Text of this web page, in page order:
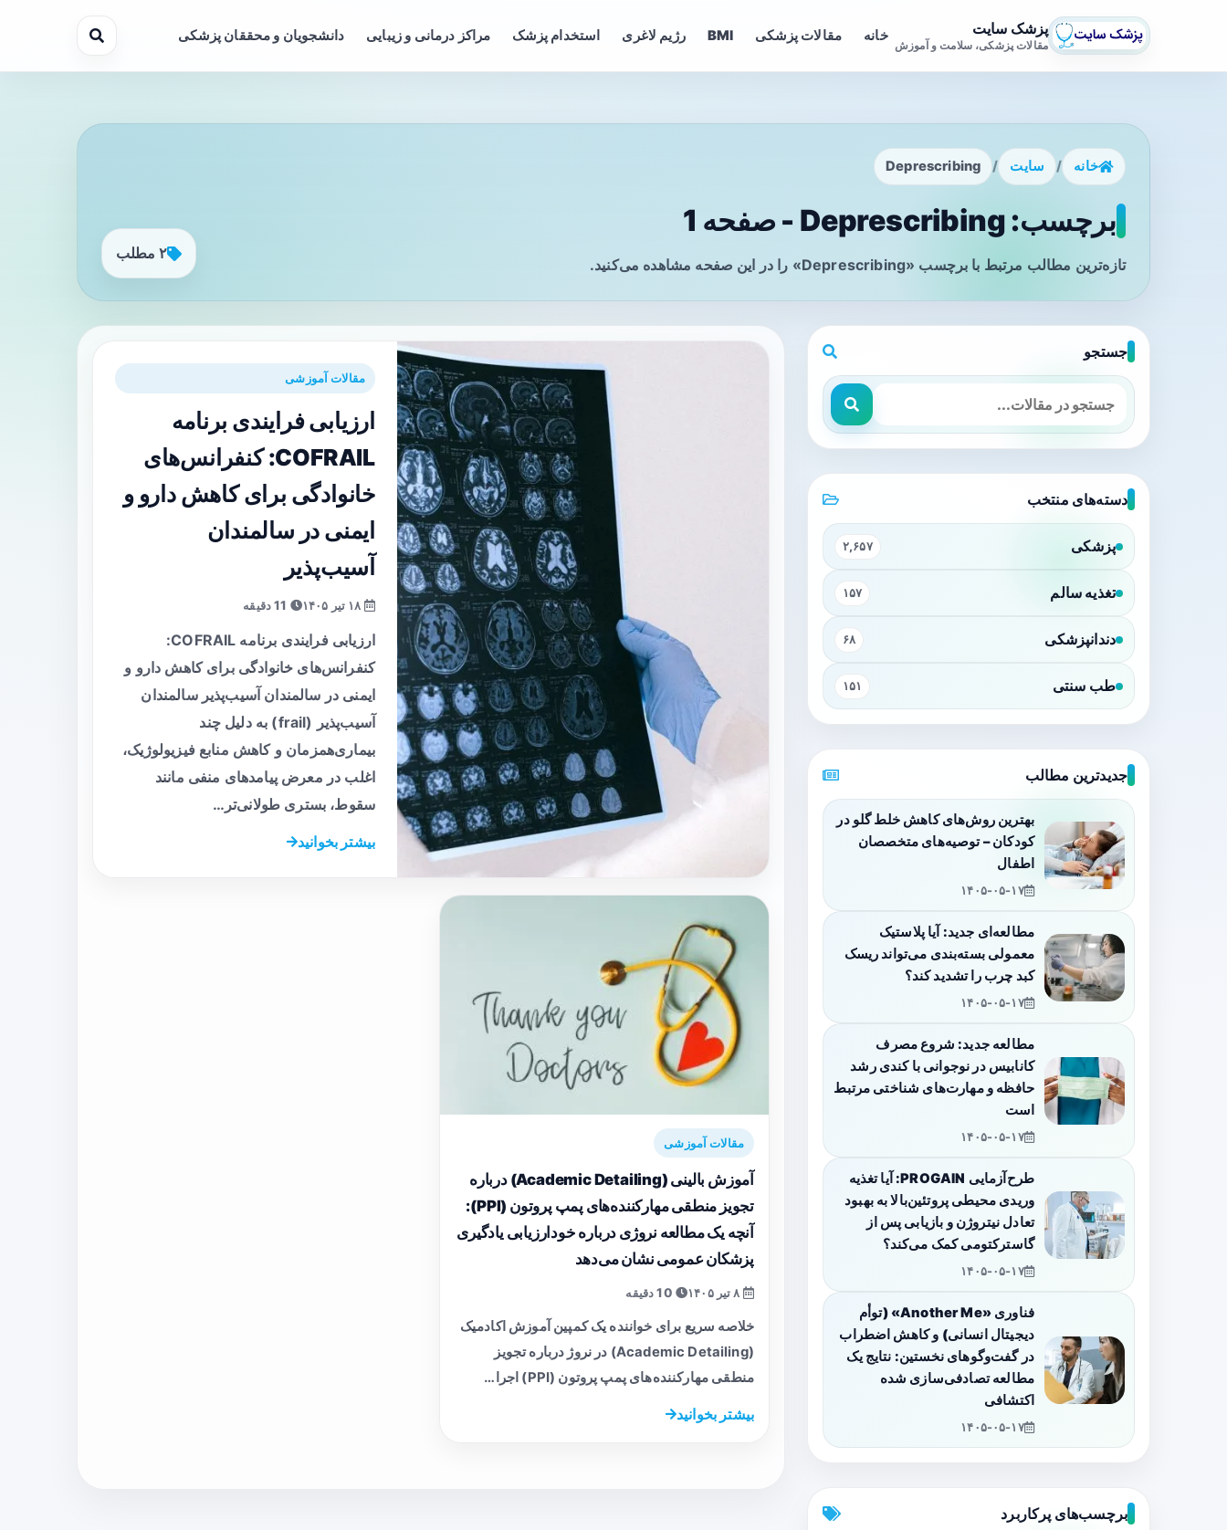
پزشک سایت
مقالات پزشکی، سلامت و آموزش
خانه مقالات پزشکی BMI رژیم لاغری استخدام پزشک مراکز درمانی و زیبایی دانشجویان و محققان پزشکی
خانه / سایت /
Deprescribing
برچسب: Deprescribing - صفحه 1
تازه‌ترین مطالب مرتبط با برچسب «Deprescribing» را در این صفحه مشاهده می‌کنید.
۲ مطلب
مقالات آموزشی
ارزیابی فرایندی برنامه
COFRAIL: کنفرانس‌های
خانوادگی برای کاهش دارو و
ایمنی در سالمندان
آسیب‌پذیر
ارزیابی فرایندی برنامه COFRAIL:
کنفرانس‌های خانوادگی برای کاهش دارو و
ایمنی در سالمندان آسیب‌پذیر سالمندان
آسیب‌پذیر (frail) به دلیل چند
بیماری‌همزمان و کاهش منابع فیزیولوژیک،
اغلب در معرض پیامدهای منفی مانند
سقوط، بستری طولانی‌تر…
بیشتر بخوانید
مقالات آموزشی
آموزش بالینی (Academic Detailing) درباره
تجویز منطقی مهارکننده‌های پمپ پروتون (PPI):
آنچه یک مطالعه نروژی درباره خودارزیابی یادگیری
پزشکان عمومی نشان می‌دهد
خلاصه سریع برای خواننده یک کمپین آموزش اکادمیک
(Academic Detailing) در نروژ درباره تجویز
منطقی مهارکننده‌های پمپ پروتون (PPI) اجرا…
بیشتر بخوانید
جستجو
دسته‌های منتخب
پزشکی ۲,۶۵۷
تغذیه سالم ۱۵۷
دندانپزشکی ۶۸
طب سنتی ۱۵۱
جدیدترین مطالب
بهترین روش‌های کاهش خلط گلو در
کودکان – توصیه‌های متخصصان
اطفال
۱۴۰۵-۰۵-۱۷
مطالعه‌ای جدید: آیا پلاستیک
معمولی بسته‌بندی می‌تواند ریسک
کبد چرب را تشدید کند؟
۱۴۰۵-۰۵-۱۷
مطالعه جدید: شروع مصرف
کانابیس در نوجوانی با کندی رشد
حافظه و مهارت‌های شناختی مرتبط
است
۱۴۰۵-۰۵-۱۷
طرح‌آزمایی PROGAIN: آیا تغذیه
وریدی محیطی پروتئین‌بالا به بهبود
تعادل نیتروژن و بازیابی پس از
گاسترکتومی کمک می‌کند؟
۱۴۰۵-۰۵-۱۷
فناوری «Another Me» (توأم
دیجیتال انسانی) و کاهش اضطراب
در گفت‌وگوهای نخستین: نتایج یک
مطالعه تصادفی‌سازی شده
اکتشافی
۱۴۰۵-۰۵-۱۷
برچسب‌های پرکاربرد